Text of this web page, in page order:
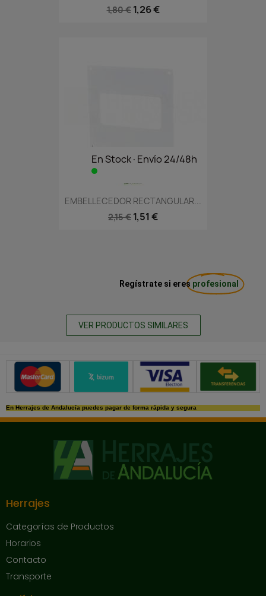
1,80 € 1,26 €
En Stock·Envío 24/48h
EMBELLECEDOR RECTANGULAR...
2,15 € 1,51 €
Regístrate si eres profesional
VER PRODUCTOS SIMILARES
Métodos de pago seguros
En Herrajes de Andalucía puedes pagar de forma rápida y segura
Herrajes
Categorías de Productos
Horarios
Contacto
Transporte